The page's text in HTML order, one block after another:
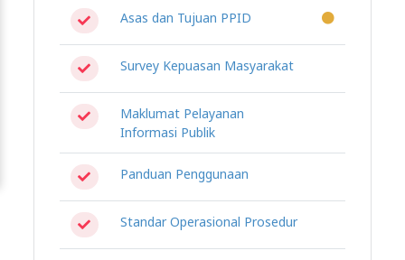
Asas dan Tujuan PPID
Survey Kepuasan Masyarakat
Maklumat Pelayanan
Informasi Publik
Panduan Penggunaan
Standar Operasional Prosedur